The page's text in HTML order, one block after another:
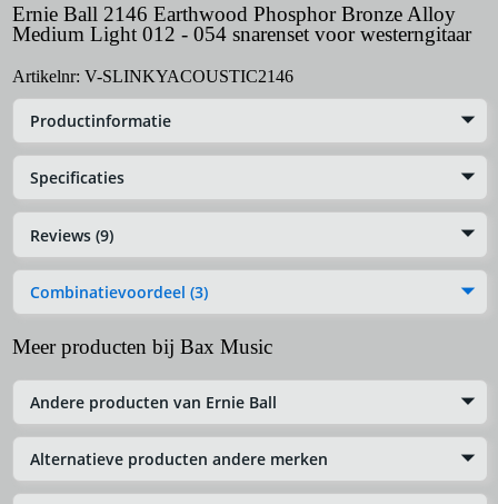
Ernie Ball 2146 Earthwood Phosphor Bronze Alloy
Medium Light 012 - 054 snarenset voor westerngitaar
Artikelnr: V-SLINKYACOUSTIC2146
Productinformatie
Specificaties
Reviews (9)
Combinatievoordeel (3)
Meer producten bij Bax Music
Andere producten van Ernie Ball
Alternatieve producten andere merken